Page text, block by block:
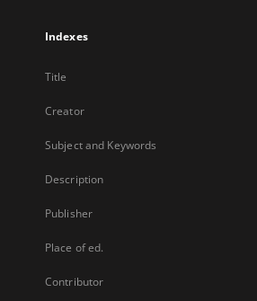
Indexes
Title
Creator
Subject and Keywords
Description
Publisher
Place of ed.
Contributor